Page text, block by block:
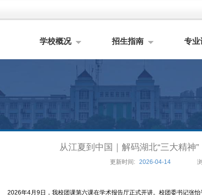
学校概况 招生指南 专业
从江夏到中国｜解码湖北“三大精神
更新时间: 2026-04-14
年4月9日，我校团课第六课在学术报告厅正式开讲。校团委书记张怡